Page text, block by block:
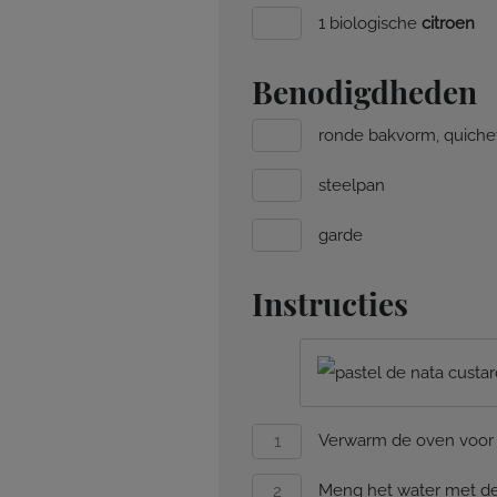
1 biologische citroen
Benodigdheden
ronde bakvorm,
steelpan
garde
Instructies
Verwarm de oven voor
Meng het water met